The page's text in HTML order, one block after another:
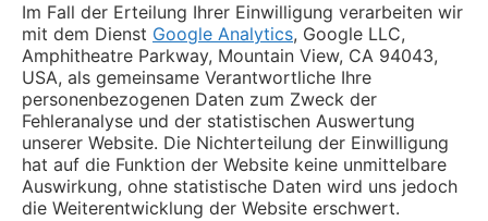
Im Fall der Erteilung Ihrer Einwilligung verarbeiten wir
mit dem Dienst Google Analytics, Google LLC,
Amphitheatre Parkway, Mountain View, CA 94043,
USA, als gemeinsame Verantwortliche Ihre
personenbezogenen Daten zum Zweck der
Fehleranalyse und der statistischen Auswertung
unserer Website. Die Nichterteilung der Einwilligung
hat auf die Funktion der Website keine unmittelbare
Auswirkung, ohne statistische Daten wird uns jedoch
die Weiterentwicklung der Website erschwert.